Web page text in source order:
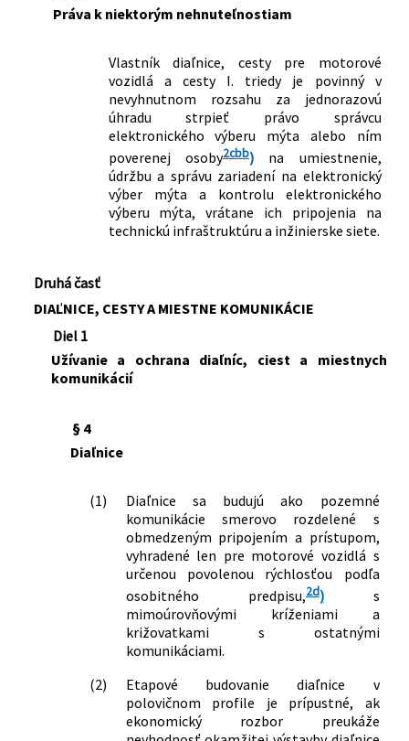
Práva k niektorým nehnuteľnostiam
Vlastník diaľnice, cesty pre motorové
vozidlá a cesty I. triedy je povinný v
nevyhnutnom rozsahu za jednorazovú
úhradu strpieť právo správcu
elektronického výberu mýta alebo ním
poverenej osoby2cbb) na umiestnenie,
údržbu a správu zariadení na elektronický
výber mýta a kontrolu elektronického
výberu mýta, vrátane ich pripojenia na
technickú infraštruktúru a inžinierske siete.
Druhá časť
DIAĽNICE, CESTY A MIESTNE KOMUNIKÁCIE
Diel 1
Užívanie a ochrana diaľníc, ciest a miestnych
komunikácií
§ 4
Diaľnice
(1)
Diaľnice sa budujú ako pozemné
komunikácie smerovo rozdelené s
obmedzeným pripojením a prístupom,
vyhradené len pre motorové vozidlá s
určenou povolenou rýchlosťou podľa
osobitného predpisu,2d)s
mimoúrovňovými kríženiami a
križovatkami s ostatnými
komunikáciami.
(2)
Etapové budovanie diaľnice v
polovičnom profile je prípustné, ak
ekonomický rozbor preukáže